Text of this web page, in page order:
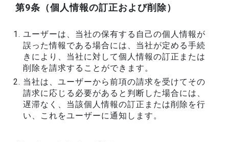
第9条（個人情報の訂正および削除）
ユーザーは、当社の保有する自己の個人情報が
誤った情報である場合には、当社が定める手続
きにより、当社に対して個人情報の訂正または
削除を請求することができます。
当社は、ユーザーから前項の請求を受けてその
請求に応じる必要があると判断した場合には、
遅滞なく、当該個人情報の訂正または削除を行
い、これをユーザーに通知します。